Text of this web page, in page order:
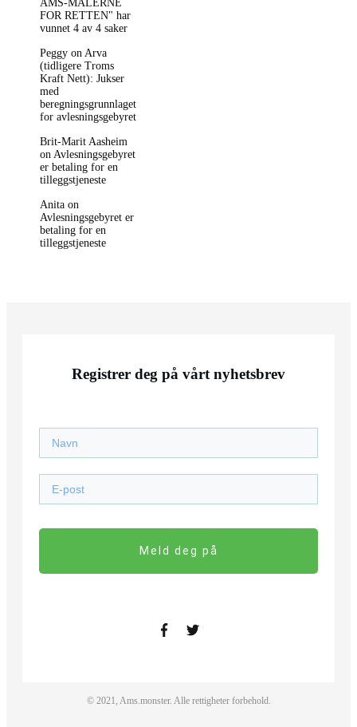
AMS-MÅLERNE
FOR RETTEN" har
vunnet 4 av 4 saker
Peggy on Arva
(tidligere Troms
Kraft Nett): Jukser
med
beregningsgrunnlaget
for avlesningsgebyret
Brit-Marit Aasheim
on Avlesningsgebyret
er betaling for en
tilleggstjeneste
Anita on
Avlesningsgebyret er
betaling for en
tilleggstjeneste
Registrer deg på vårt nyhetsbrev
Meld deg på
© 2021, Ams.monster. Alle rettigheter forbehold.